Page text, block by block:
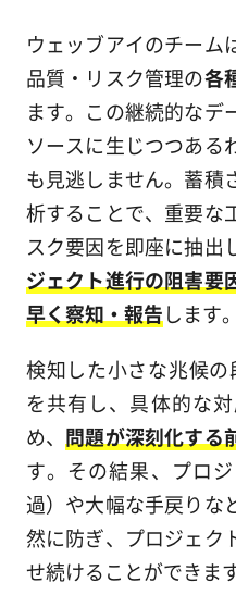
ウェッブアイのチーム
品質・リスク管理の各
ます。この継続的なデ
ソースに生じつつある
も見逃しません。蓄積
析することで、重要な
スク要因を即座に抽出
ジェクト進行の阻害要
早く察知・報告します。
検知した小さな兆候
を共有し、具体的な
め、 問題が深刻化する
す。その結果、プロ
過）や大幅な手戻りな
然に防ぎ、プロジェク
せ続けることができます